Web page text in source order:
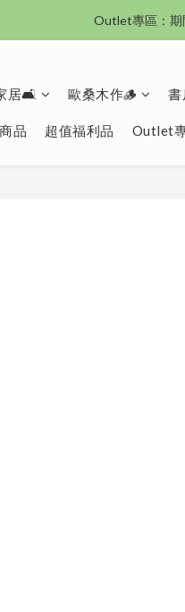
沙發新登場｜想躺就
居🛋️ 歐桑木作🪵 書
品 超值福利品 Outlet